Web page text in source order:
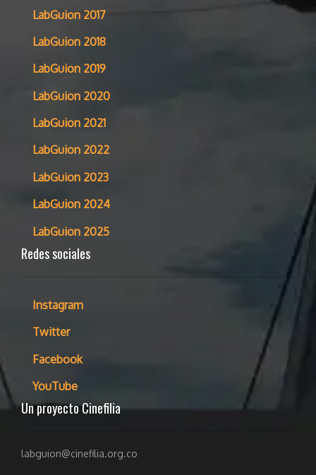
LabGuion 2017
LabGuion 2018
LabGuion 2019
LabGuion 2020
LabGuion 2021
LabGuion 2022
LabGuion 2023
LabGuion 2024
LabGuion 2025
Redes sociales
Instagram
Twitter
Facebook
YouTube
Un proyecto Cinefilia
labguion@cinefilia.org.co